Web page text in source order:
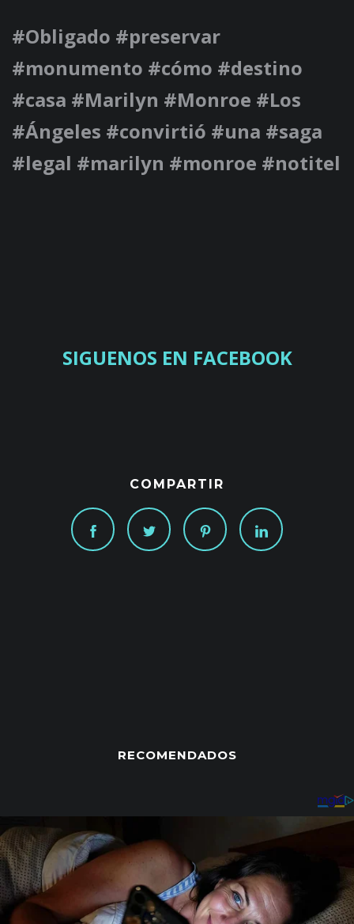
#Obligado #preservar
#monumento #cómo #destino
#casa #Marilyn #Monroe #Los
#Ángeles #convirtió #una #saga
#legal #marilyn #monroe #notitel
SIGUENOS EN FACEBOOK
COMPARTIR
RECOMENDADOS